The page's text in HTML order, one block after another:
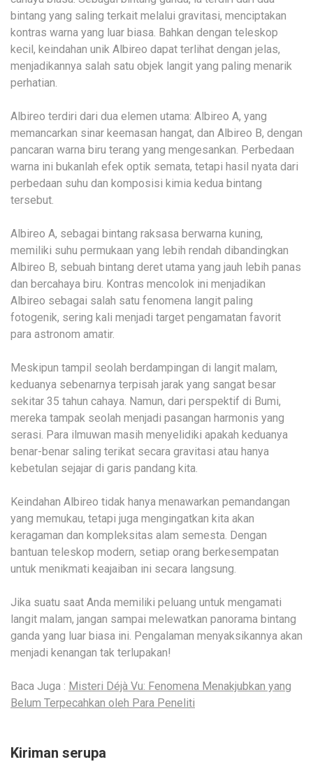
bintang yang saling terkait melalui gravitasi, menciptakan
kontras warna yang luar biasa. Bahkan dengan teleskop
kecil, keindahan unik Albireo dapat terlihat dengan jelas,
menjadikannya salah satu objek langit yang paling menarik
perhatian.
Albireo terdiri dari dua elemen utama: Albireo A, yang
memancarkan sinar keemasan hangat, dan Albireo B, dengan
pancaran warna biru terang yang mengesankan. Perbedaan
warna ini bukanlah efek optik semata, tetapi hasil nyata dari
perbedaan suhu dan komposisi kimia kedua bintang
tersebut.
Albireo A, sebagai bintang raksasa berwarna kuning,
memiliki suhu permukaan yang lebih rendah dibandingkan
Albireo B, sebuah bintang deret utama yang jauh lebih panas
dan bercahaya biru. Kontras mencolok ini menjadikan
Albireo sebagai salah satu fenomena langit paling
fotogenik, sering kali menjadi target pengamatan favorit
para astronom amatir.
Meskipun tampil seolah berdampingan di langit malam,
keduanya sebenarnya terpisah jarak yang sangat besar
sekitar 35 tahun cahaya. Namun, dari perspektif di Bumi,
mereka tampak seolah menjadi pasangan harmonis yang
serasi. Para ilmuwan masih menyelidiki apakah keduanya
benar-benar saling terikat secara gravitasi atau hanya
kebetulan sejajar di garis pandang kita.
Keindahan Albireo tidak hanya menawarkan pemandangan
yang memukau, tetapi juga mengingatkan kita akan
keragaman dan kompleksitas alam semesta. Dengan
bantuan teleskop modern, setiap orang berkesempatan
untuk menikmati keajaiban ini secara langsung.
Jika suatu saat Anda memiliki peluang untuk mengamati
langit malam, jangan sampai melewatkan panorama bintang
ganda yang luar biasa ini. Pengalaman menyaksikannya akan
menjadi kenangan tak terlupakan!
Baca Juga : Misteri Déjà Vu: Fenomena Menakjubkan yang
Belum Terpecahkan oleh Para Peneliti
Kiriman serupa